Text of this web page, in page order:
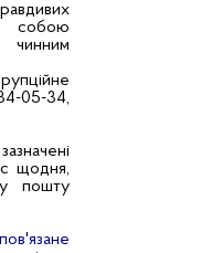
чинним
05-34,
щодня,
пошту